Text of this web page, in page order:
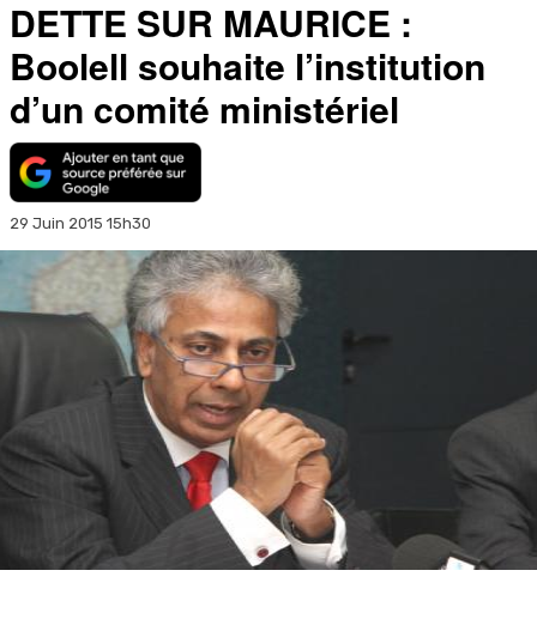
DETTE SUR MAURICE :
Boolell souhaite l’institution
d’un comité ministériel
29 Juin 2015 15h30